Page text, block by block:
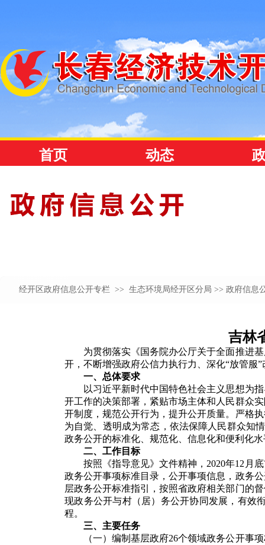
经开区政府信息公开专栏 >> 生态环境局经开区分局 >> 政府信息
吉林
为贯彻落实《国务院办公厅关于全面推进基
开，不断增强政府公信力执行力、深化“放管服
一、总体要求
以习近平新时代中国特色社会主义思想为指
开工作的决策部署，紧贴市场主体和人民群众
开制度，规范公开行为，提升公开质量。严格
为自觉、透明成为常态，依法保障人民群众知
政务公开的标准化、规范化、信息化和便利化
二、工作目标
按照《指导意见》文件精神，2020年12月底
政务公开事项标准目录，公开事项信息，政务
层政务公开标准指引，按照省政府相关部门的
现政务公开与村（居）务公开协同发展，有效
程。
三、主要任务
（一）编制基层政府26个领域政务公开事